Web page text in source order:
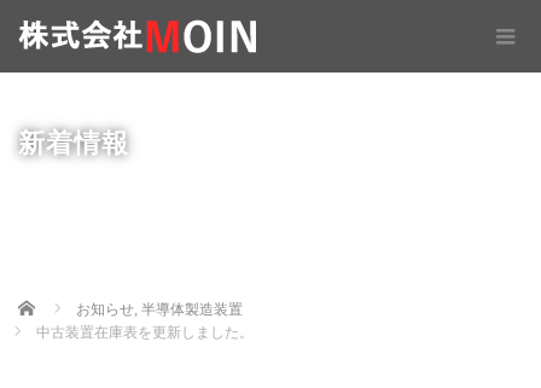
新着情報
Home お知らせ, 半導体製造装置
中古装置在庫表を更新しました。